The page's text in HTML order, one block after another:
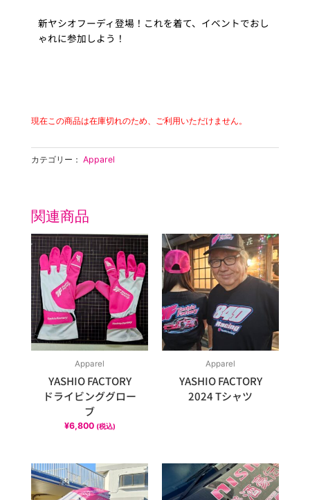
新ヤシオフーディ登場！これを着て、イベントでおし
ゃれに参加しよう！
現在この商品は在庫切れのため、ご利用いただけません。
カテゴリー： Apparel
関連商品
Apparel
YASHIO FACTORY
ドライビンググロー
ブ
¥6,800 (税込)
Apparel
YASHIO FACTORY
2024 Tシャツ